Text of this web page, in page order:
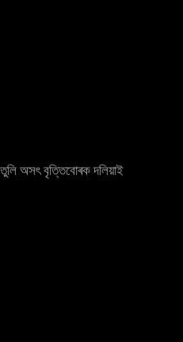
অসৎ বৃত্তিবােৰক দলিয়াই